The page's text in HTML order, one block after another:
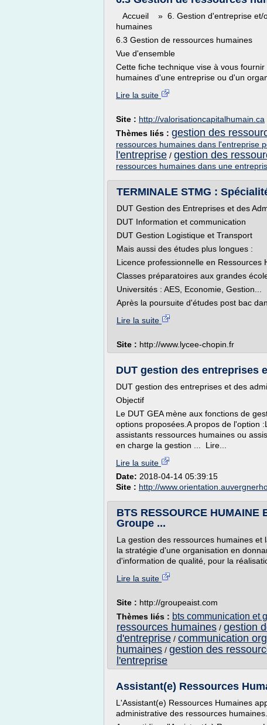
Accueil » 6. Gestion d'entreprise et/
humaines
6.3 Gestion de ressources humaines
Vue d'ensemble
Cette fiche technique vise à vous
humaines d'une entreprise ou d'un
Lire la suite
Site : http://valorisationcapitalhumain.ca
Thèmes liés : gestion des
ressources humaines dans l'entreprise
l'entreprise / gestion des
ressources humaines dans une
TERMINALE STMG :
DUT Gestion des Entreprises et des
DUT Information et communication
DUT Gestion Logistique et Transport
Mais aussi des études plus longues :
Licence professionnelle en Ressources
Classes préparatoires aux grandes
Universités : AES, Economie, Gestion...
Après la poursuite d'études post bac
Lire la suite
Site : http://www.lycee-chopin.fr
DUT gestion des entreprises
DUT gestion des entreprises et des
Objectif
Le DUT GEA mène aux fonctions de
options proposées.A propos de l'option
assistants ressources humaines ou
en charge la gestion ... Lire...
Lire la suite
Date: 2018-04-14 05:39:15
Site : http://
BTS RESSOURCE HUMAINE
Groupe ...
La gestion des ressources humaines
la stratégie d'une organisation en
d'information de qualité, pour la
Lire la suite
Site : http://groupeaist.com
Thèmes liés : bts communication et
ressources humaines / gestion
d'entreprise / communication
humaines / gestion des
l'entreprise
Assistant(e) Ressources
L'Assistant(e) Ressources Humaines
administrative des ressources humaines.